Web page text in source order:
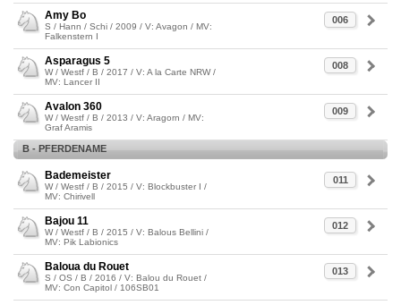
006
Amy Bo
S / Hann / Schi / 2009 / V: Avagon / MV:
Falkenstern I
008
Asparagus 5
W / Westf / B / 2017 / V: A la Carte NRW /
MV: Lancer II
009
Avalon 360
W / Westf / B / 2013 / V: Aragorn / MV:
Graf Aramis
B - PFERDENAME
011
Bademeister
W / Westf / B / 2015 / V: Blockbuster I /
MV: Chirivell
012
Bajou 11
W / Westf / B / 2015 / V: Balous Bellini /
MV: Pik Labionics
013
Baloua du Rouet
S / OS / B / 2016 / V: Balou du Rouet /
MV: Con Capitol / 106SB01